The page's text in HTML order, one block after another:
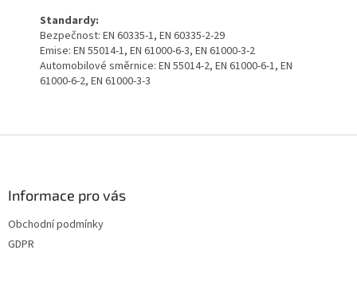
Standardy:
Bezpečnost: EN 60335-1, EN 60335-2-29
Emise: EN 55014-1, EN 61000-6-3, EN 61000-3-2
Automobilové směrnice: EN 55014-2, EN 61000-6-1, EN
61000-6-2, EN 61000-3-3
Informace pro vás
Obchodní podmínky
GDPR